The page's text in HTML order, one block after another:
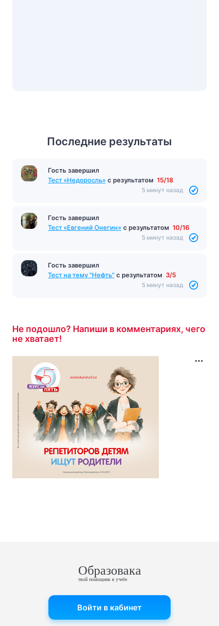
Последние результаты
Гость завершил
Тест «Недоросль» с результатом 15/18
5 минут назад
Гость завершил
Тест «Евгений Онегин» с результатом 10/16
5 минут назад
Гость завершил
Тест на тему "Нефть" с результатом 3/5
5 минут назад
Не подошло? Напиши в комментариях, чего
не хватает!
Образовака
твой помощник в учебе
Войти в кабинет